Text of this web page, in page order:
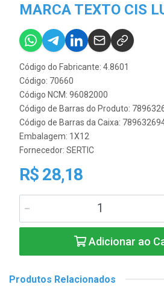
MARCA TEXTO CIS
Código do Fabricante: 4.8601
Código: 70660
Código NCM: 96082000
Código de Barras do Produto:
Código de Barras da Caixa:
Embalagem: 1X12
Fornecedor: SERTIC
R$ 28,18
Adicionar ao
Produtos Relacionados